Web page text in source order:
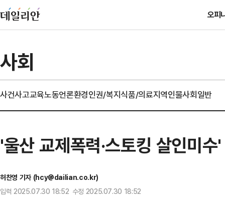
오피
사회
사건사고교육노동언론환경인권/복지식품/의료지역인물사회일반
'울산 교제폭력·스토킹 살인미
허찬영 기자 (hcy@dailian.co.kr)
입력 2025.07.30 18:52 수정 2025.07.30 18:52